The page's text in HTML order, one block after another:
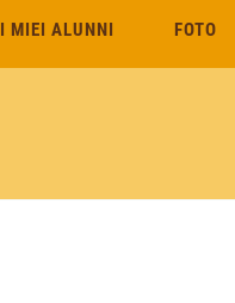
I MIEI ALUNNI FOTO